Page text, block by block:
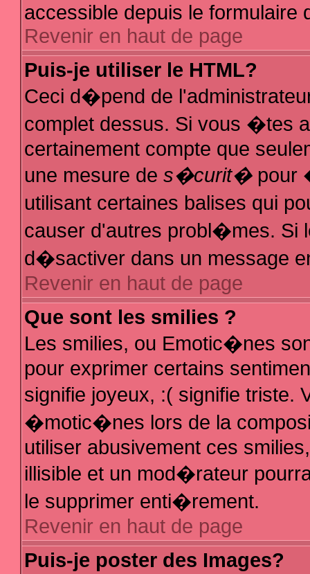
accessible depuis le formulaire
Revenir en haut de page
Puis-je utiliser le HTML?
Ceci d�pend de
complet dessus. Si vous �tes
certainement compte que
une mesure de s�curit�pour
utilisant certaines balises qui
causer d'autres probl�mes. Si
d�sactiver dans un message
Revenir en haut de page
Que sont les smilies ?
Les smilies, ou Emotic�nes
pour exprimer certains
signifie joyeux, :( signifie triste.
�motic�nes lors de la
utiliser abusivement ces
illisible et un mod�rateur
le supprimer enti�rement.
Revenir en haut de page
Puis-je poster des Images?